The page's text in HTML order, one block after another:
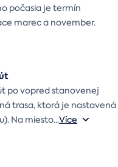
počasia je termín
marec a november.
po vopred stanovenej
trasa, ktorá je nastavená
Na miesto...Více